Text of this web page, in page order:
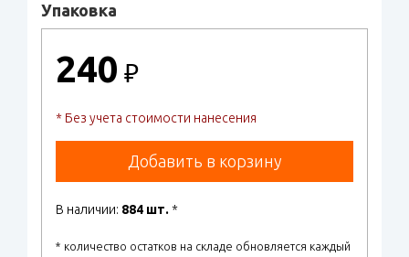
Упаковка
240 ₽
* Без учета стоимости нанесения
Добавить в корзину
В наличии: 884 шт. *
* количество остатков на складе обновляется каждый